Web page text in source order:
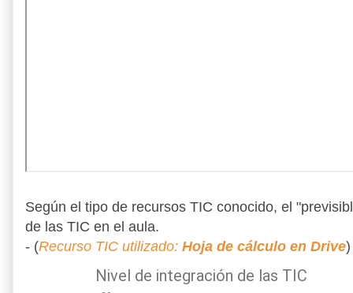
Según el tipo de recursos TIC conocido, el
de las TIC en el aula.
- (Recurso TIC utilizado: Hoja de cálculo en Drive)